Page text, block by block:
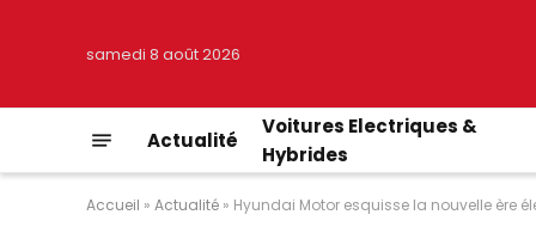
samedi 8 août 2026
Actualité
Voitures Electriques &
Hybrides
Accueil » Actualité » Hyundai Motor esquisse la nouvelle ère